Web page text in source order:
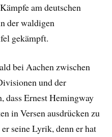
am deutschen
der waldigen
gekämpft.
bei Aachen zwischen
und der
dass Ernest Hemingway
in Versen ausdrücken zu
seine Lyrik, denn er hat